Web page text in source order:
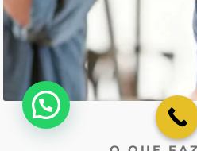
💬 Como